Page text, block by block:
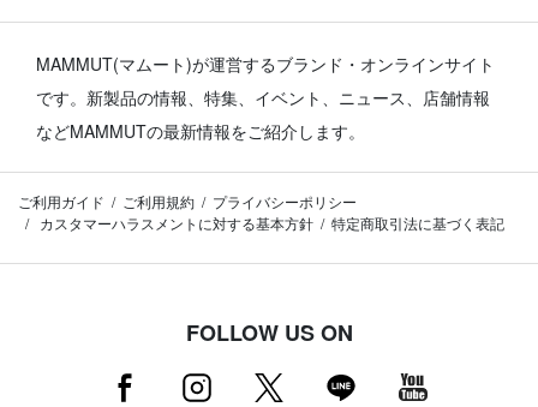
MAMMUT(マムート)が運営するブランド・オンラインサイト
です。 新製品の情報、特集、イベント、ニュース、店舗情報
などMAMMUTの最新情報をご紹介します。
ご利用ガイド ご利用規約
プライバシーポリシー
カスタマーハラスメントに対する基本方針
特定商取引法に基づく表記
FOLLOW US ON